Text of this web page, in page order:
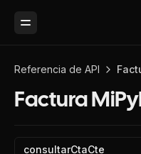
Toggle Menu
Referencia de API
Factura
consultarCtaCte